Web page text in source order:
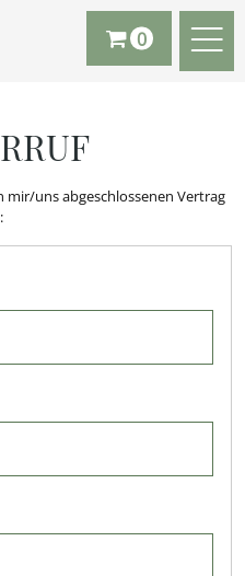
0
uns abgeschlossenen Vertrag